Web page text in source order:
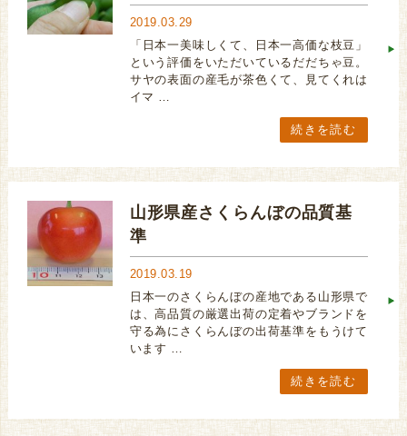
2019.03.29
「日本一美味しくて、日本一高価な枝豆」
という評価をいただいているだだちゃ豆。
サヤの表面の産毛が茶色くて、見てくれは
イマ …
続きを読む
山形県産さくらんぼの品質基
準
2019.03.19
日本一のさくらんぼの産地である山形県で
は、高品質の厳選出荷の定着やブランドを
守る為にさくらんぼの出荷基準をもうけて
います …
続きを読む